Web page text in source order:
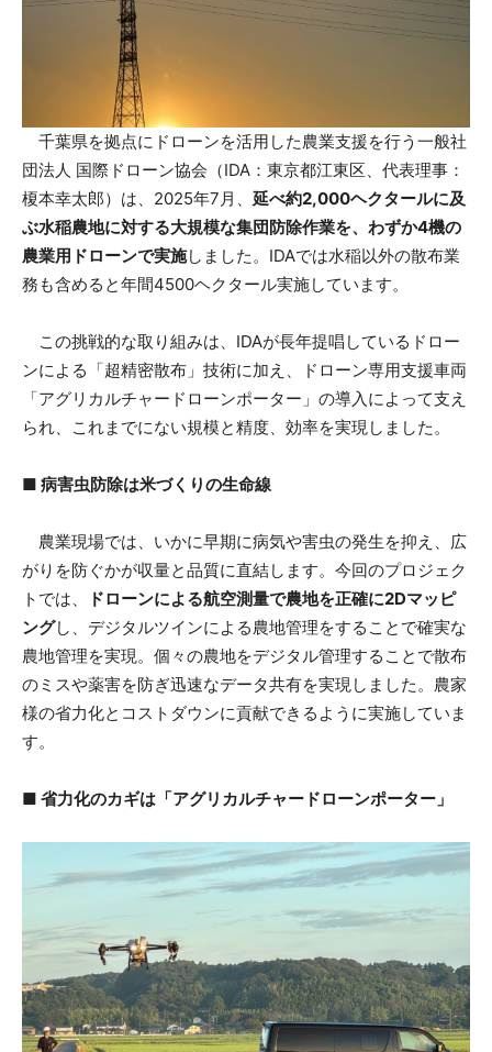
千葉県を拠点にドローンを活用した農業支援を行う一般社
団法人 国際ドローン協会（IDA：東京都江東区、代表理事：
榎本幸太郎）は、2025年7月、 延べ約2,000ヘクタールに及
ぶ水稲農地に対する大規模な集団防除作業を、わずか4機の
農業用ドローンで実施しました。IDAでは水稲以外の散布業
務も含めると年間4500ヘクタール実施しています。
この挑戦的な取り組みは、IDAが長年提唱しているドロー
ンによる「超精密散布」技術に加え、ドローン専用支援車両
「アグリカルチャードローンポーター」の導入によって支え
られ、これまでにない規模と精度、効率を実現しました。
■ 病害虫防除は米づくりの生命線
農業現場では、いかに早期に病気や害虫の発生を抑え、広
がりを防ぐかが収量と品質に直結します。今回のプロジェク
トでは、
ドローンによる航空測量で農地を正確に2Dマッピ
ングし、デジタルツインによる農地管理をすることで確実な
農地管理を実現。個々の農地をデジタル管理することで散布
のミスや薬害を防ぎ迅速なデータ共有を実現しました。農家
様の省力化とコストダウンに貢献できるように実施していま
す。
■ 省力化のカギは「アグリカルチャードローンポーター」